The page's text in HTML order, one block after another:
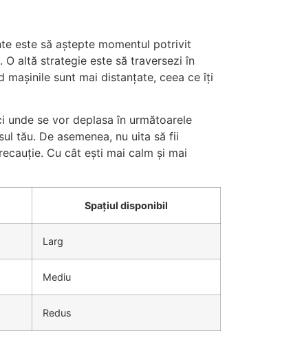
este să aștepte momentul potrivit
altă strategie este să traversezi în
mașinile sunt mai distanțate, ceea ce îți
unde se vor deplasa în următoarele
tău. De asemenea, nu uita să fii
Cu cât ești mai calm și mai
Spațiul disponibil
Larg
Mediu
Redus